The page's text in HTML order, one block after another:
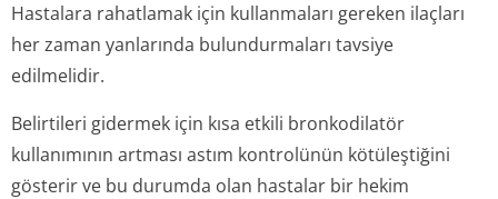
Hastalara rahatlamak için kullanmaları gereken ilaçları
her zaman yanlarında bulundurmaları tavsiye
edilmelidir.
Belirtileri gidermek için kısa etkili bronkodilatör
kullanımının artması astım kontrolünün kötüleştiğini
gösterir ve bu durumda olan hastalar bir hekim